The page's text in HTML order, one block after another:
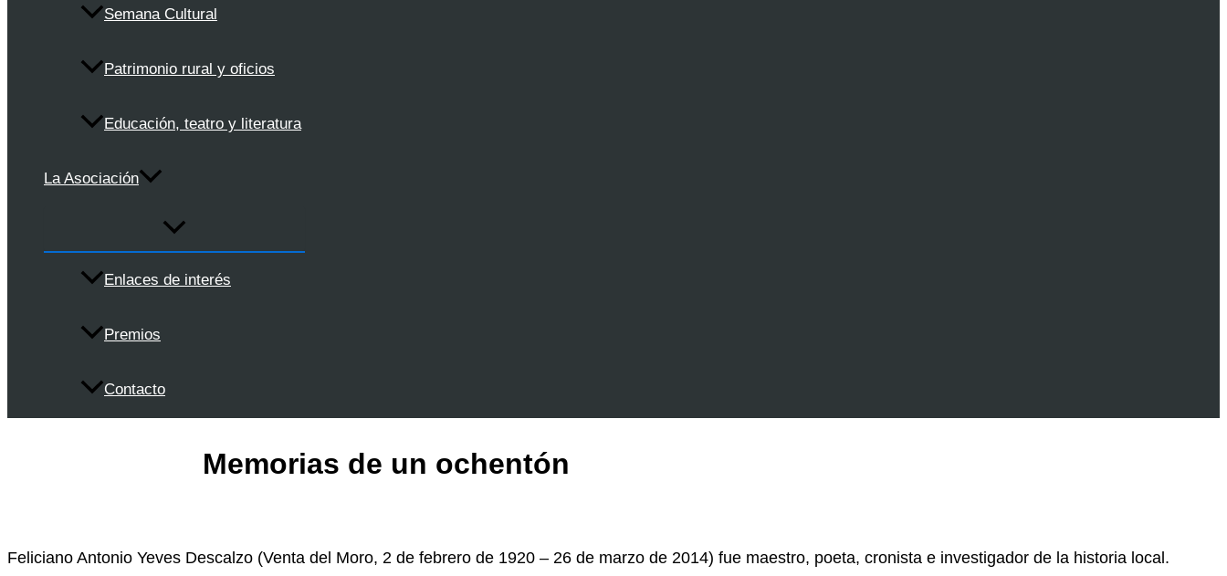
Semana Cultural
Patrimonio rural y oficios
Educación, teatro y literatura
La Asociación
Enlaces de interés
Premios
Contacto
Memorias de un ochentón
Feliciano Antonio Yeves Descalzo (Venta del Moro, 2 de febrero de 1920 – 26 de marzo de 2014) fue maestro, poeta, cronista e investigador de la historia local.